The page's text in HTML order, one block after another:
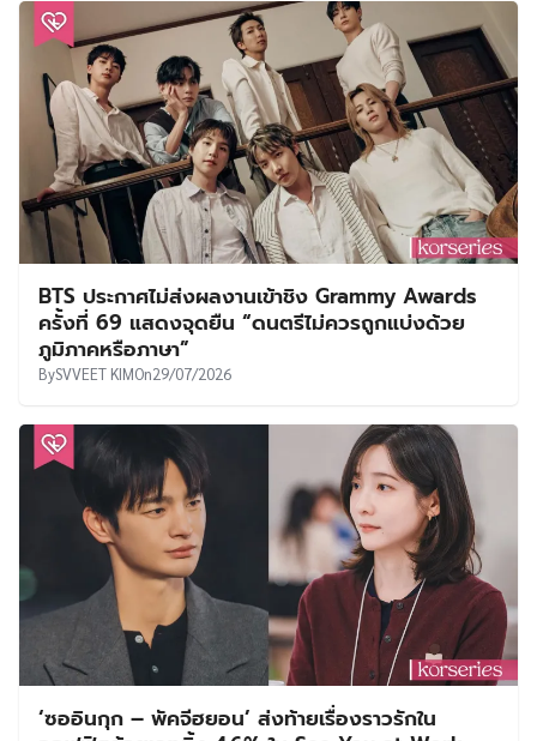
BTS ประกาศไม่ส่งผลงานเข้าชิง Grammy Awards
ครั้งที่ 69 แสดงจุดยืน “ดนตรีไม่ควรถูกแบ่งด้วย
ภูมิภาคหรือภาษา”
BySVVEET KIMOn29/07/2026
‘ซออินกุก – พัคจีฮยอน’ ส่งท้ายเรื่องราวรักใน